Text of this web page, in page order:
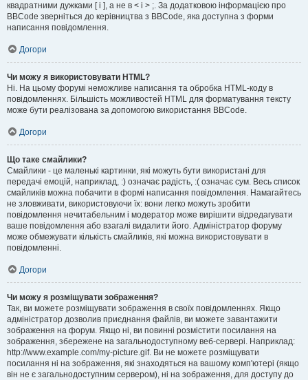
квадратними дужками [ і ], а не в < і > ;. За додатковою інформацією про
BBCode зверніться до керівництва з BBCode, яка доступна з форми
написання повідомлення.
Догори
Чи можу я використовувати HTML?
Ні. На цьому форумі неможливе написання та обробка HTML-коду в
повідомленнях. Більшість можливостей HTML для форматування тексту
може бути реалізована за допомогою використання BBCode.
Догори
Що таке смайлики?
Смайлики - це маленькі картинки, які можуть бути використані для
передачі емоцій, наприклад, :) означає радість, :( означає сум. Весь список
смайликів можна побачити в формі написання повідомлення. Намагайтесь
не зловживати, використовуючи їх: вони легко можуть зробити
повідомлення нечитабельним і модератор може вирішити відредагувати
ваше повідомлення або взагалі видалити його. Адміністратор форуму
може обмежувати кількість смайликів, які можна використовувати в
повідомленні.
Догори
Чи можу я розміщувати зображення?
Так, ви можете розміщувати зображення в своїх повідомленнях. Якщо
адміністратор дозволив приєднання файлів, ви можете завантажити
зображення на форум. Якщо ні, ви повинні розмістити посилання на
зображення, збережене на загальнодоступному веб-сервері. Наприклад:
http://www.example.com/my-picture.gif. Ви не можете розміщувати
посилання ні на зображення, які знаходяться на вашому комп'ютері (якщо
він не є загальнодоступним сервером), ні на зображення, для доступу до